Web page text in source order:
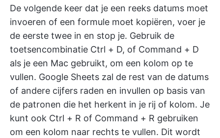
De volgende keer dat je een reeks datums moet
invoeren of een formule moet kopiëren, voer je
de eerste twee in en stop je. Gebruik de
toetsencombinatie Ctrl + D, of Command + D
als je een Mac gebruikt, om een kolom op te
vullen. Google Sheets zal de rest van de datums
of andere cijfers raden en invullen op basis van
de patronen die het herkent in je rij of kolom. Je
kunt ook Ctrl + R of Command + R gebruiken
om een kolom naar rechts te vullen. Dit wordt